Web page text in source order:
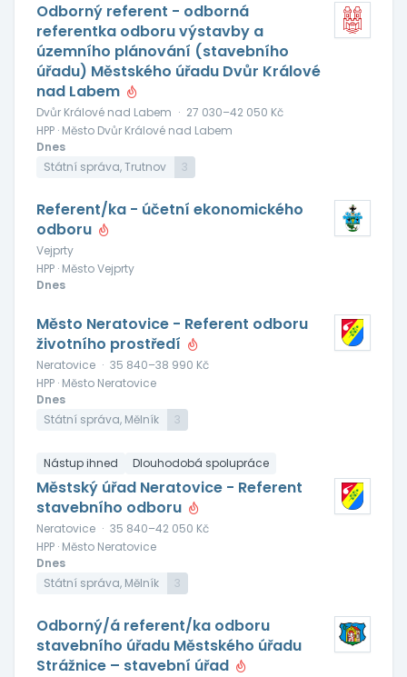
Odborný referent - odborná
referentka odboru výstavby a
územního plánování (stavebního
úřadu) Městského úřadu Dvůr Králové
nad Labem
Dvůr Králové nad Labem · 27 030–42 050 Kč
HPP · Město Dvůr Králové nad Labem
Dnes
Státní správa, Trutnov
3
Referent/ka - účetní ekonomického
odboru
Vejprty
HPP · Město Vejprty
Dnes
Město Neratovice - Referent odboru
životního prostředí
Neratovice · 35 840–38 990 Kč
HPP · Město Neratovice
Dnes
Státní správa, Mělník
3
Nástup ihned Dlouhodobá spolupráce
Městský úřad Neratovice - Referent
stavebního odboru
Neratovice · 35 840–42 050 Kč
HPP · Město Neratovice
Dnes
Státní správa, Mělník
3
Odborný/á referent/ka odboru
stavebního úřadu Městského úřadu
Strážnice – stavební úřad